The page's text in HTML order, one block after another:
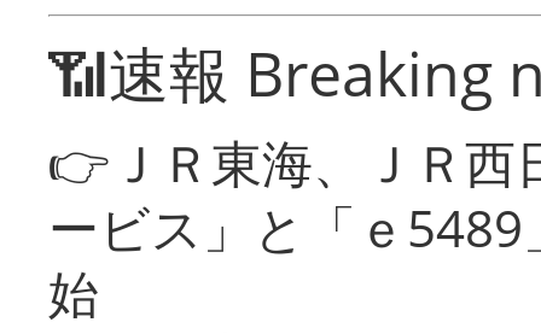
📶速報 Breaking
👉ＪＲ東海、ＪＲ
ービス」と「ｅ
始